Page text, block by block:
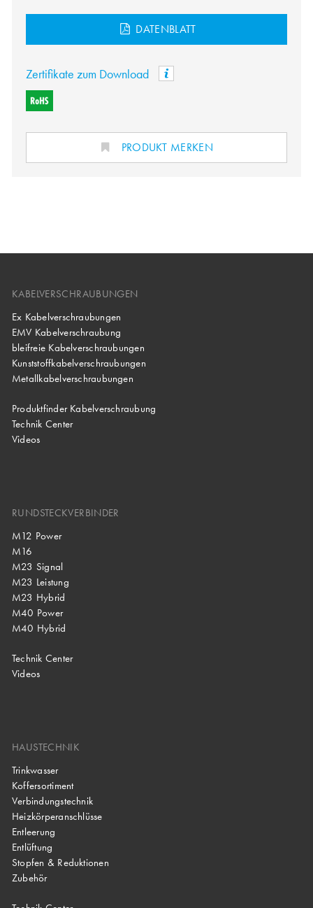
DATENBLATT
Zertifikate zum Download
PRODUKT MERKEN
KABELVERSCHRAUBUNGEN
Ex Kabelverschraubungen
EMV Kabelverschraubung
bleifreie Kabelverschraubungen
Kunststoffkabelverschraubungen
Metallkabelverschraubungen
Produktfinder Kabelverschraubung
Technik Center
Videos
RUNDSTECKVERBINDER
M12 Power
M16
M23 Signal
M23 Leistung
M23 Hybrid
M40 Power
M40 Hybrid
Technik Center
Videos
HAUSTECHNIK
Trinkwasser
Koffersortiment
Verbindungstechnik
Heizkörperanschlüsse
Entleerung
Entlüftung
Stopfen & Reduktionen
Zubehör